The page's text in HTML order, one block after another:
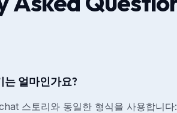
얼마인가요?
스토리와 동일한 형식을 사용합니